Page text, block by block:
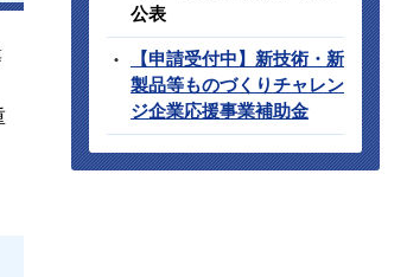
公表
【申請受付中】新技術・新
製品等ものづくりチャレン
ジ企業応援事業補助金